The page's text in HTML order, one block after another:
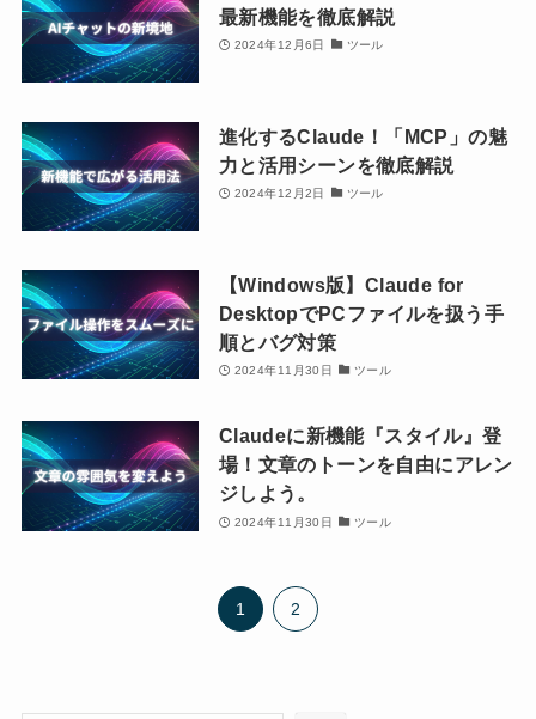
最新機能を徹底解説
2024年12月6日 ツール
進化するClaude！「MCP」の魅
力と活用シーンを徹底解説
2024年12月2日 ツール
【Windows版】Claude for
DesktopでPCファイルを扱う手
順とバグ対策
2024年11月30日 ツール
Claudeに新機能『スタイル』登
場！文章のトーンを自由にアレン
ジしよう。
2024年11月30日 ツール
1 2